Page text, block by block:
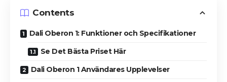
Contents
Dali Oberon 1: Funktioner och Specifikationer
Se Det Bästa Priset Här
Dali Oberon 1 Användares Upplevelser